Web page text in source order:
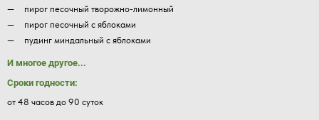
пирог песочный творожно-лимонный
пирог песочный с яблоками
пудинг миндальный с яблоками
И многое другое...
Сроки годности:
от 48 часов до 90 суток